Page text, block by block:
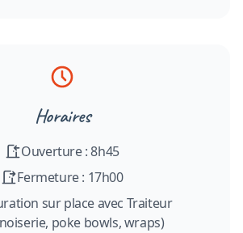
Horaires
Ouverture : 8h45
Fermeture : 17h00
sur place avec Traiteur
poke bowls, wraps)